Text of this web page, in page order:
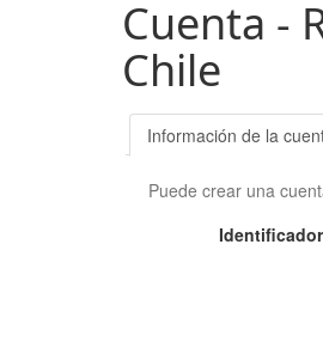
Cuenta -
Chile
Información de la
Puede crear una